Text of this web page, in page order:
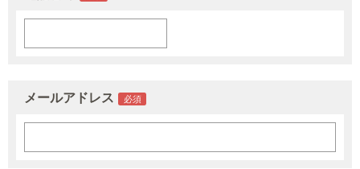
メールアドレス